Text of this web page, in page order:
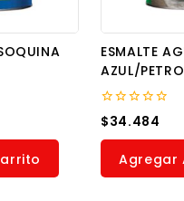
ESMALTE
AZUL/
0
out
of
$34.484
Agregar